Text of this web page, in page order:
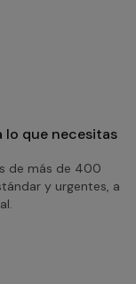
lo que necesitas
de más de 400
y urgentes, a